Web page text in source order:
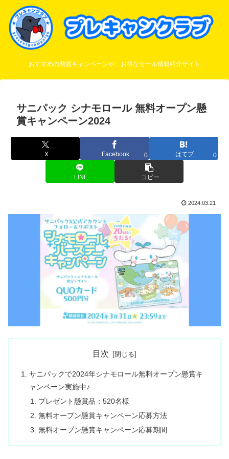
おすすめの懸賞キャンペーンや、お得なセール情報紹介サイト
サニパック シナモロール 無料オープン懸
賞キャンペーン2024
X Facebook 0 はてブ 0
LINE コピー
2024.03.21
目次
サニパックで2024年シナモロール無料オープン懸賞キ
ャンペーン実施中♪
プレゼント懸賞品：520名様
無料オープン懸賞キャンペーン応募方法
無料オープン懸賞キャンペーン応募期間